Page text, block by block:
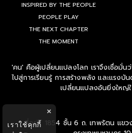
INSPIRED BY THE PEOPLE
PEOPLE PLAY
THE NEXT CHAPTER
THE MOMENT
'คน' คือผู้เปลี่ยนแปลงโลก เราจึงเชื่อมั่น
ไปสู่การเรียนรู้ การสร้างพลัง และแรงบั
เปลี่ยนแปลงอันยิ่งใหญ่
ที่อยู่ : 1854 ชั้น 6 ถ. เทพรัตน แขว
×
เราใช้คุกกี้